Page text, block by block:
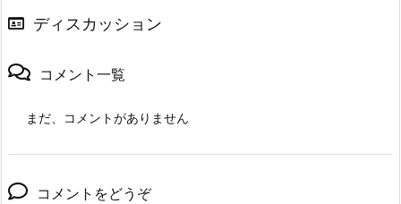
ディスカッション
コメント一覧
まだ、コメントがありません
コメントをどうぞ